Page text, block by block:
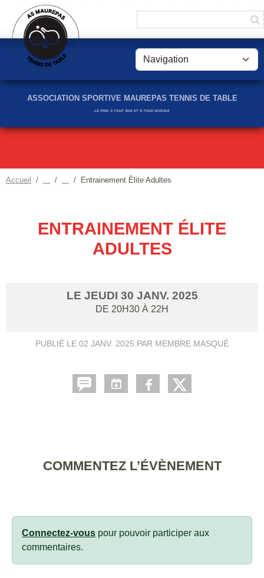
ASSOCIATION SPORTIVE MAUREPAS TENNIS DE TABLE
LE PING À TOUT ÂGE ET À TOUS NIVEAUX
Accueil Entrainement Élite Adultes
ENTRAINEMENT ÉLITE
ADULTES
LE JEUDI 30 JANV. 2025
DE 20H30 À 22H
PUBLIÉ LE 02 JANV. 2025 PAR MEMBRE MASQUÉ
COMMENTEZ L’ÉVÈNEMENT
Connectez-vous pour pouvoir participer aux
commentaires.
Panneau de gestion des cookies